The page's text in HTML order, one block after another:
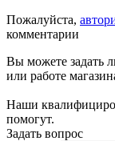
Пожалуйста,
комментарии
Вы можете задать
или работе
Наши
помогут.
Задать вопрос